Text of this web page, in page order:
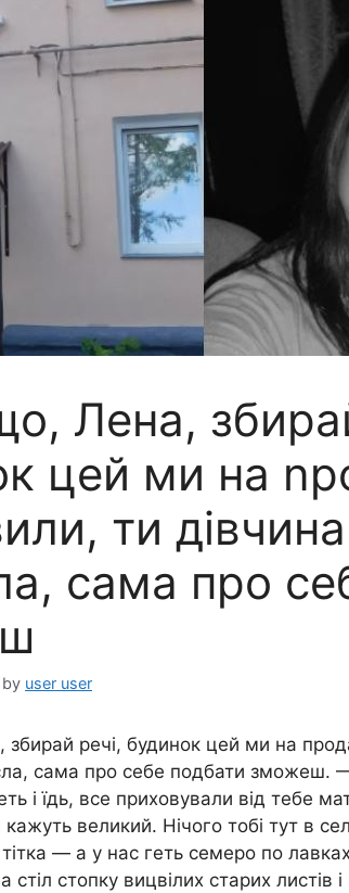
Лена,
цей ми на
ти
сама про
by user user
речі, будинок цей ми на
сама про себе подбати зможеш.
і їдь, все приховували від тебе
великий. Нічого тобі тут в
— а у нас геть семеро по
стіл стопку вицвілих старих листів